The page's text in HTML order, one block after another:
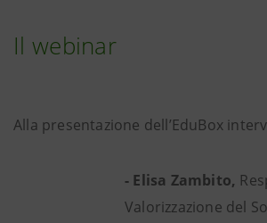
Il webinar
Alla presentazione dell’EduBox
- Elisa Zambito,
Valorizzazione del